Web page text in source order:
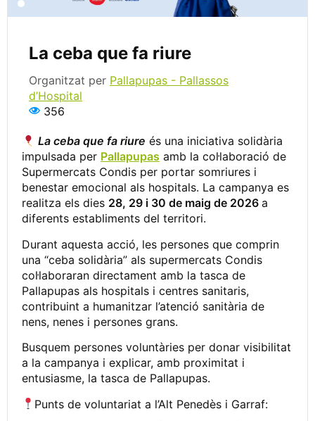
La ceba que fa riure
Organitzat per Pallapupas - Pallassos
d’Hospital
356
La ceba que fa riure és una iniciativa solidària
impulsada per Pallapupas amb la col·laboració de
Supermercats Condis per portar somriures i
benestar emocional als hospitals. La campanya es
realitza els dies 28, 29 i 30 de maig de 2026 a
diferents establiments del territori.
Durant aquesta acció, les persones que comprin
una “ceba solidària” als supermercats Condis
col·laboraran directament amb la tasca de
Pallapupas als hospitals i centres sanitaris,
contribuint a humanitzar l’atenció sanitària de
nens, nenes i persones grans.
Busquem persones voluntàries per donar visibilitat
a la campanya i explicar, amb proximitat i
entusiasme, la tasca de Pallapupas.
Punts de voluntariat a l’Alt Penedès i Garraf: